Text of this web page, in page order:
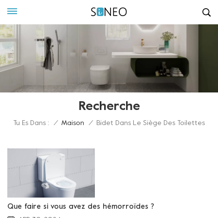
Recherche
Tu Es Dans : / Maison / Bidet Dans Le Siège Des Toilettes
Que faire si vous avez des hémorroïdes ?